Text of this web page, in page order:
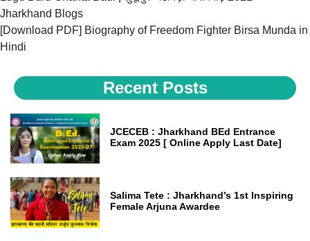
Jharkhand Blogs
[Download PDF] Biography of Freedom Fighter Birsa Munda in
Hindi
Recent Posts
JCECEB : Jharkhand BEd Entrance
Exam 2025 [ Online Apply Last Date]
Salima Tete : Jharkhand’s 1st Inspiring
Female Arjuna Awardee